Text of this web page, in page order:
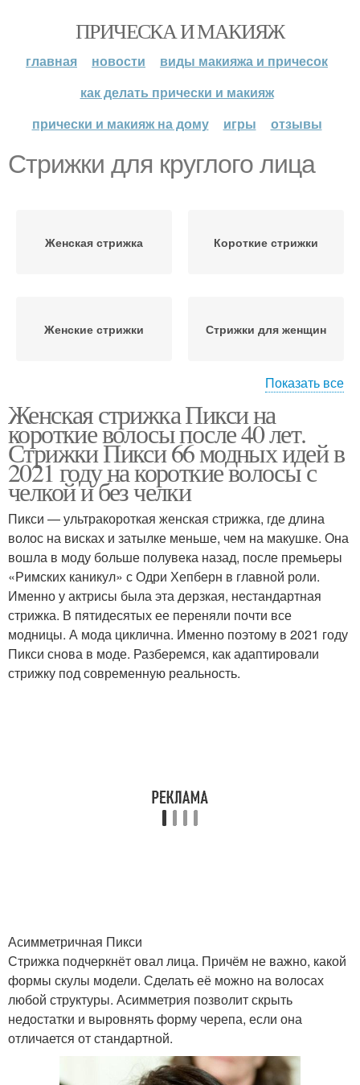
ПРИЧЕСКА И МАКИЯЖ
главная новости
виды макияжа и причесок
как делать прически и макияж
прически и макияж на дому
игры отзывы
Стрижки для круглого лица
Женская стрижка Короткие стрижки
Женские стрижки Стрижки для женщин
волосы
волосы
Стрижки для полных
женщин
Креативные стрижки
Женщины с квадратным
лицом
Лица для полных
Женщины с круглым
волосы
Стрижки для 35-40-
летних женщин
Лица для женщин
Показать все
Женская стрижка Пикси на
короткие волосы после 40 лет.
Стрижки Пикси 66 модных идей в
2021 году на короткие волосы с
челкой и без челки
Пикси — ультракороткая женская стрижка, где длина
волос на висках и затылке меньше, чем на макушке. Она
вошла в моду больше полувека назад, после премьеры
«Римских каникул» с Одри Хепберн в главной роли.
Именно у актрисы была эта дерзкая, нестандартная
стрижка. В пятидесятых ее переняли почти все
модницы. А мода циклична. Именно поэтому в 2021 году
Пикси снова в моде. Разберемся, как адаптировали
стрижку под современную реальность.
Асимметричная Пикси
Стрижка подчеркнёт овал лица. Причём не важно, какой
формы скулы модели. Сделать её можно на волосах
любой структуры. Асимметрия позволит скрыть
недостатки и выровнять форму черепа, если она
отличается от стандартной.